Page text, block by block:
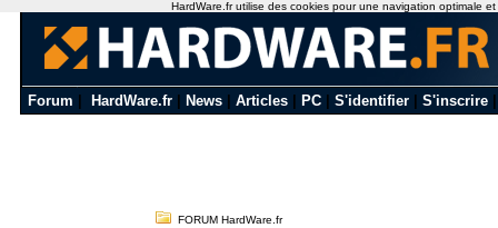
Forum HardWare.fr News Articles PC S'identifier S'inscrire
FORUM HardWare.fr
HardWare.fr utilise des cookies pour une navigation optimale